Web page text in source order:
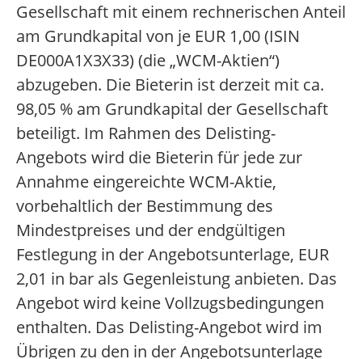
Gesellschaft mit einem rechnerischen Anteil
am Grundkapital von je EUR 1,00 (ISIN
DE000A1X3X33) (die „WCM-Aktien“)
abzugeben. Die Bieterin ist derzeit mit ca.
98,05 % am Grundkapital der Gesellschaft
beteiligt. Im Rahmen des Delisting-
Angebots wird die Bieterin für jede zur
Annahme eingereichte WCM-Aktie,
vorbehaltlich der Bestimmung des
Mindestpreises und der endgültigen
Festlegung in der Angebotsunterlage, EUR
2,01 in bar als Gegenleistung anbieten. Das
Angebot wird keine Vollzugsbedingungen
enthalten. Das Delisting-Angebot wird im
Übrigen zu den in der Angebotsunterlage